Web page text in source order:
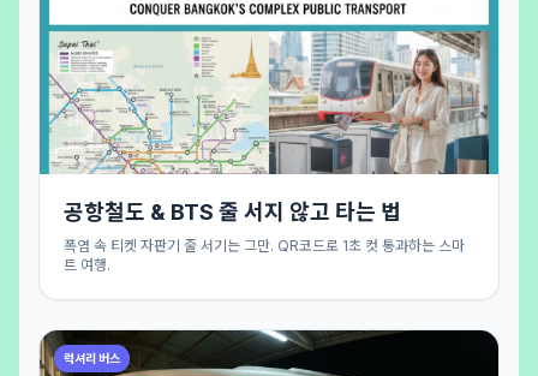
공항철도 & BTS 줄 서지 않고 타는 법
폭염 속 티켓 자판기 줄 서기는 그만. QR코드로 1초 컷 통과하는 스마
트 여행.
럭셔리 버스